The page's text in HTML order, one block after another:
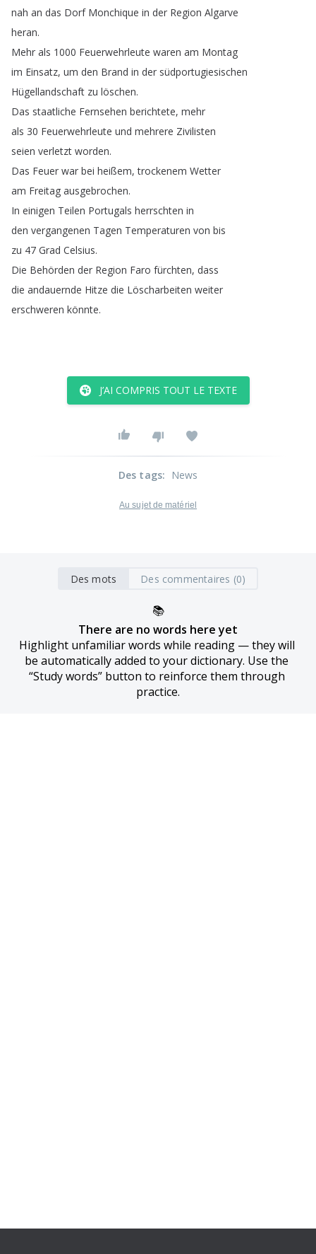
nah an das Dorf Monchique in der Region Algarve
heran.
Mehr als 1000 Feuerwehrleute waren am Montag
im Einsatz, um den Brand in der südportugiesischen
Hügellandschaft zu löschen.
Das staatliche Fernsehen berichtete, mehr
als 30 Feuerwehrleute und mehrere Zivilisten
seien verletzt worden.
Das Feuer war bei heißem,trockenem Wetter
am Freitag ausgebrochen.
In einigen Teilen Portugals herrschten in
den vergangenen Tagen Temperaturen von bis
zu 47 Grad Celsius.
Die Behörden der Region Faro fürchten, dass
die andauernde Hitze die Löscharbeiten weiter
erschweren könnte.
J’AI COMPRIS TOUT LE TEXTE
Des tags: News
Au sujet de matériel
Des mots Des commentaires (0)
📚
There are no words here yet
Highlight unfamiliar words while reading — they will
be automatically added to your dictionary. Use the
“Study words” button to reinforce them through
practice.